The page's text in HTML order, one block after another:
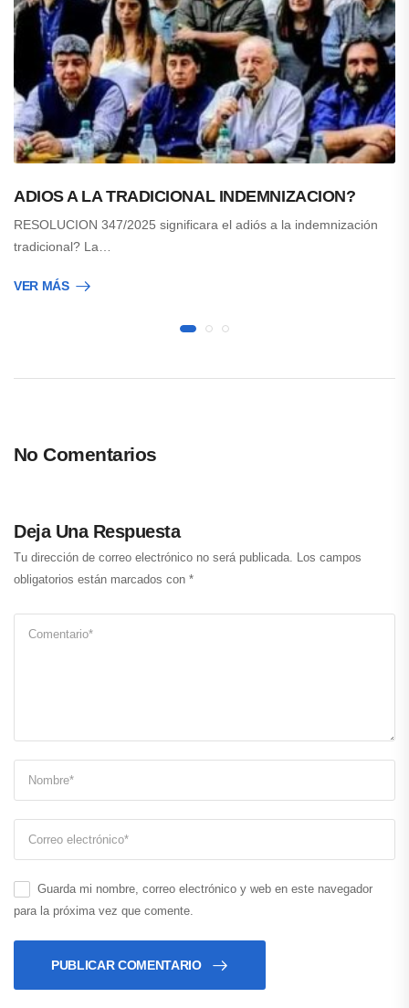
ADIOS A LA TRADICIONAL INDEMNIZACION?
RESOLUCION 347/2025 significara el adiós a la indemnización
tradicional? La…
VER MÁS
No Comentarios
Deja Una Respuesta
Tu dirección de correo electrónico no será publicada. Los campos
obligatorios están marcados con *
Guarda mi nombre, correo electrónico y web en este navegador
para la próxima vez que comente.
PUBLICAR COMENTARIO